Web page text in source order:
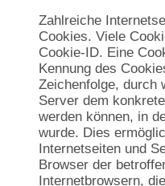
Zahlreiche
Cookies. Viele
Cookie-ID. Eine
Kennung des
Zeichenfolge, durch
Server dem
werden können, in
wurde. Dies
Internetseiten und
Browser der
Internetbrowsern,